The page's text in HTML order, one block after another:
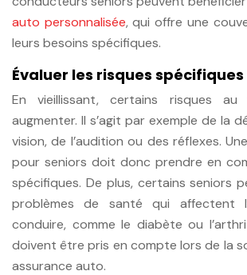
auto personnalisée, qui offre une
leurs besoins spécifiques.
Évaluer les risques spécifiques
En vieillissant, certains risques au
augmenter. Il s’agit par exemple de la
vision, de l’audition ou des réflexes.
pour seniors doit donc prendre en
spécifiques. De plus, certains seniors
problèmes de santé qui affectent
conduire, comme le diabète ou
doivent être pris en compte lors de la
assurance auto.